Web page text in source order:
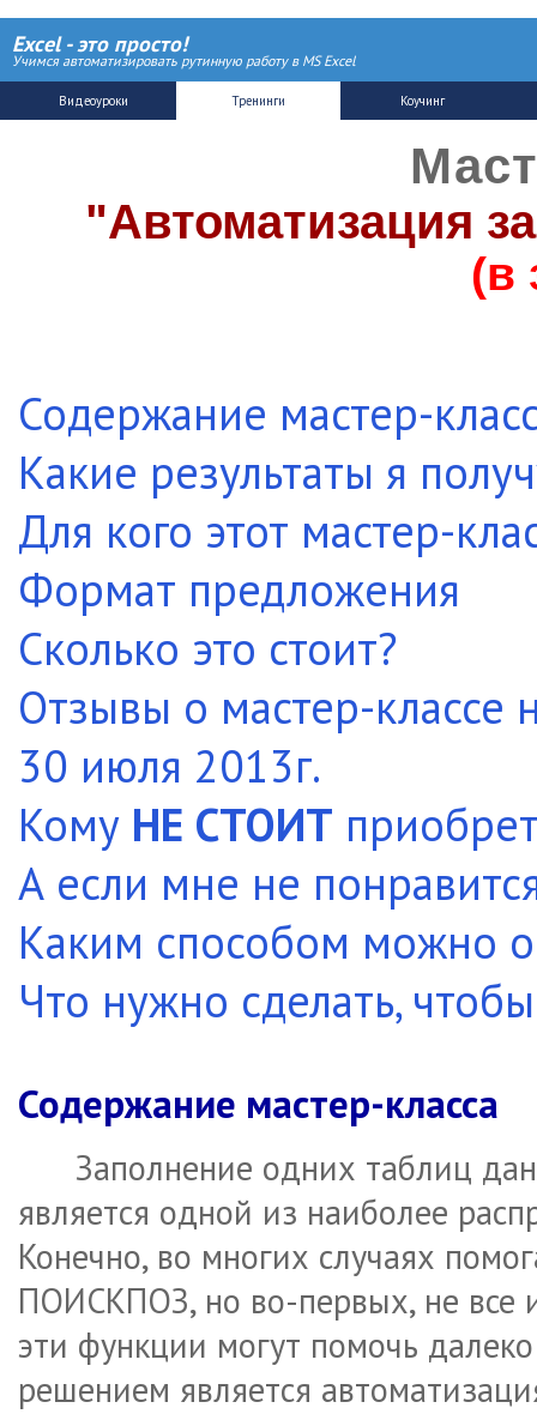
Excel - это просто!
Учимся автоматизировать рутинную работу в MS Excel
"Автоматизация
(в
Содержание мастер-
Какие результаты я
Для кого этот мастер-
Формат предложения
Сколько это стоит?
Отзывы о мастер-классе
30 июля 2013г.
Кому НЕ СТОИТ
А если мне не
Каким способом можно
Что нужно сделать,
Содержание мастер-класса
Заполнение одних таблиц
является одной из наиболее
Конечно, во многих случаях
ПОИСКПОЗ, но во-первых, не все
эти функции могут помочь
решением является